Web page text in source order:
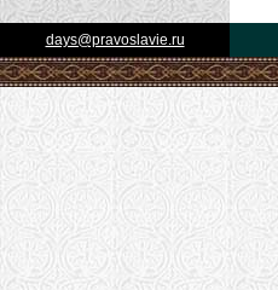
days@pravoslavie.ru